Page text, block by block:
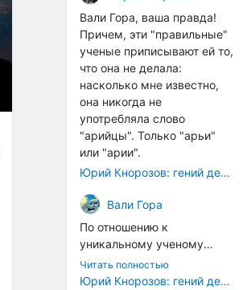
расстояний между
тонами): чистой квинты
(3:2), чистой кварты (4:3) и
октавы (2:1). Эти
интервалы соотнесены в
настройке так называемой
"Лиры Орфея". ... Иным
смыслом наделена
идеальная
более позднего
европейского способа
градуирования высотной
шкалы. В его основе лежит
открытие частичных тонов.
... В такой системе часть
содержит в себе целое, т.е.
Вали Гора, ваша правда!
Причем, эти "правильные"
ученые приписывают ей то,
что она не делала:
насколько мне известно,
она никогда не
употребляла слово
"арийцы". Только "арьи"
или "арии".
Юрий Кнорозов: гений дешифровки
Вали Гора
По отношению к
уникальному ученому
Светлане Жарниковой
были применены схожие
Читать полностью
Юрий Кнорозов: гений дешифровки